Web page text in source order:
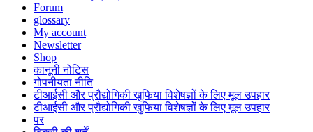
Forum
glossary
My account
Newsletter
Shop
कानूनी नोटिस
गोपनीयता नीति
टीआईसी और प्रौद्योगिकी खुफिया विशेषज्ञों के लिए मूल उपहार
टीआईसी और प्रौद्योगिकी खुफिया विशेषज्ञों के लिए मूल उपहार
पर